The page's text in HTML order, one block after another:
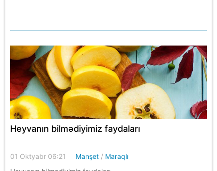
Heyvanın bilmədiyimiz faydaları
01 Oktyabr 06:21 Manşet / Maraqlı